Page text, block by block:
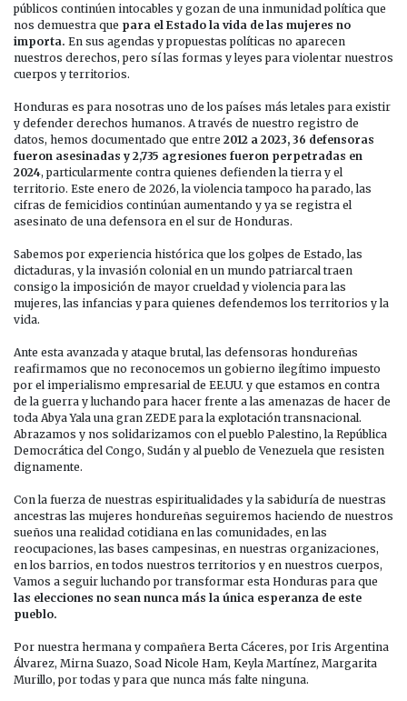
públicos continúen intocables y gozan de una inmunidad política que
nos demuestra que para el Estado la vida de las mujeres no
importa. En sus agendas y propuestas políticas no aparecen
nuestros derechos, pero sí las formas y leyes para violentar nuestros
cuerpos y territorios.
Honduras es para nosotras uno de los países más letales para existir
y defender derechos humanos. A través de nuestro registro de
datos, hemos documentado que entre 2012 a 2023, 36 defensoras
fueron asesinadas y 2,735 agresiones fueron perpetradas en
2024, particularmente contra quienes defienden la tierra y el
territorio. Este enero de 2026, la violencia tampoco ha parado, las
cifras de femicidios continúan aumentando y ya se registra el
asesinato de una defensora en el sur de Honduras.
Sabemos por experiencia histórica que los golpes de Estado, las
dictaduras, y la invasión colonial en un mundo patriarcal traen
consigo la imposición de mayor crueldad y violencia para las
mujeres, las infancias y para quienes defendemos los territorios y la
vida.
Ante esta avanzada y ataque brutal, las defensoras hondureñas
reafirmamos que no reconocemos un gobierno ilegítimo impuesto
por el imperialismo empresarial de EE.UU. y que estamos en contra
de la guerra y luchando para hacer frente a las amenazas de hacer de
toda Abya Yala una gran ZEDE para la explotación transnacional.
Abrazamos y nos solidarizamos con el pueblo Palestino, la República
Democrática del Congo, Sudán y al pueblo de Venezuela que resisten
dignamente.
Con la fuerza de nuestras espiritualidades y la sabiduría de nuestras
ancestras las mujeres hondureñas seguiremos haciendo de nuestros
sueños una realidad cotidiana en las comunidades, en las
reocupaciones, las bases campesinas, en nuestras organizaciones,
en los barrios, en todos nuestros territorios y en nuestros cuerpos,
Vamos a seguir luchando por transformar esta Honduras para que
las elecciones no sean nunca más la única esperanza de este
pueblo.
Por nuestra hermana y compañera Berta Cáceres, por Iris Argentina
Álvarez, Mirna Suazo, Soad Nicole Ham, Keyla Martínez, Margarita
Murillo, por todas y para que nunca más falte ninguna.